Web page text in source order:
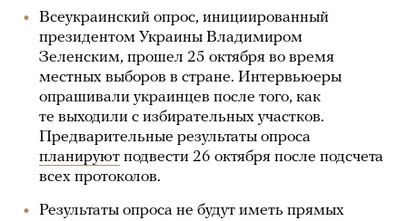
Всеукраинский опрос, инициированный
президентом Украины Владимиром
Зеленским, прошел 25 октября во время
местных выборов в стране. Интервьюеры
опрашивали украинцев после того, как
те выходили с избирательных участков.
Предварительные результаты опроса
планируют подвести 26 октября после подсчета
всех протоколов.
Результаты опроса не будут иметь прямых